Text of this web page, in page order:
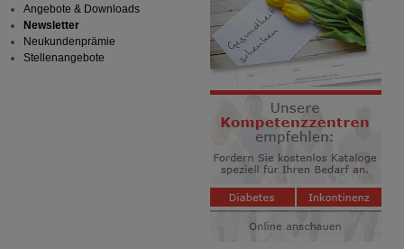
Angebote & Downloads
Newsletter
Neukundenprämie
Stellenangebote